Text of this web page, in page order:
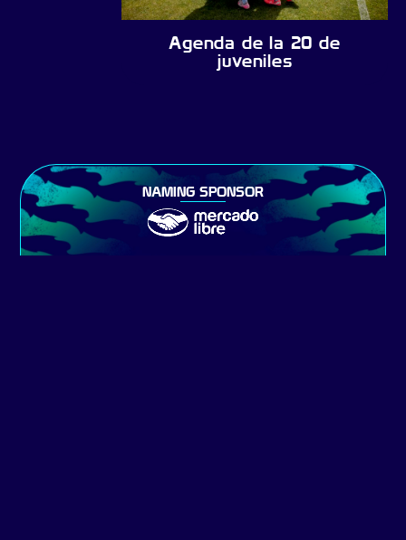
Agenda de la 20 de
juveniles
NAMING SPONSOR